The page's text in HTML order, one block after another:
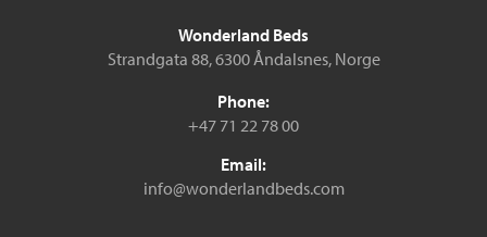
Wonderland Beds
Strandgata 88, 6300 Åndalsnes, Norge
Phone:
+47 71 22 78 00
Email:
info@wonderlandbeds.com